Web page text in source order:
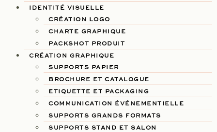
IDENTITÉ VISUELLE
CRÉATION LOGO
CHARTE GRAPHIQUE
PACKSHOT PRODUIT
CRÉATION GRAPHIQUE
SUPPORTS PAPIER
BROCHURE ET CATALOGUE
ETIQUETTE ET PACKAGING
COMMUNICATION ÉVÉNEMENTIELLE
SUPPORTS GRANDS FORMATS
SUPPORTS STAND ET SALON